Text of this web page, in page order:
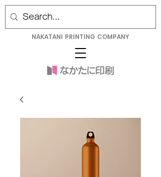
NAKATANI PRINTING COMPANY